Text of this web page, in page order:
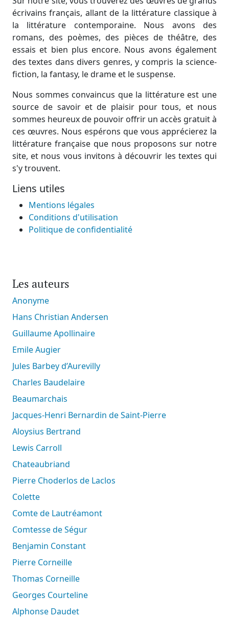
écrivains français, allant de la littérature classique à
la littérature contemporaine. Nous avons des
romans, des poèmes, des pièces de théâtre, des
essais et bien plus encore. Nous avons également
des textes dans divers genres, y compris la science-
fiction, la fantasy, le drame et le suspense.
Nous sommes convaincus que la littérature est une
source de savoir et de plaisir pour tous, et nous
sommes heureux de pouvoir offrir un accès gratuit à
ces œuvres. Nous espérons que vous apprécierez la
littérature française que nous proposons sur notre
site, et nous vous invitons à découvrir les textes qui
s'y trouvent.
Liens utiles
Mentions légales
Conditions d'utilisation
Politique de confidentialité
Les auteurs
Anonyme
Hans Christian Andersen
Guillaume Apollinaire
Emile Augier
Jules Barbey d’Aurevilly
Charles Baudelaire
Beaumarchais
Jacques-Henri Bernardin de Saint-Pierre
Aloysius Bertrand
Lewis Carroll
Chateaubriand
Pierre Choderlos de Laclos
Colette
Comte de Lautréamont
Comtesse de Ségur
Benjamin Constant
Pierre Corneille
Thomas Corneille
Georges Courteline
Alphonse Daudet